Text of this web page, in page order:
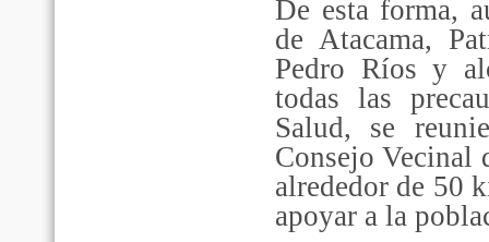
De esta forma,
de Atacama,
Pedro Ríos y
todas las
Salud, se
Consejo Vecinal
alrededor de 50
apoyar a la